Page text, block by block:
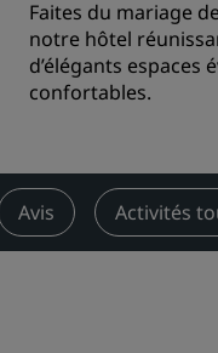
Rad
Faites du mariage
notre hôtel
d’élégants espaces
confortables.
Avis Activités